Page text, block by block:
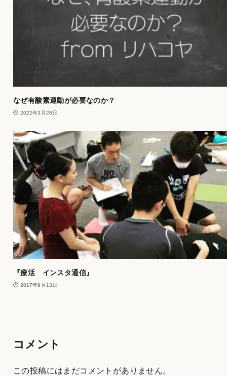
なぜ有酸素運動が必要なのか？
2022年3月28日
『療活 インスタ通信』
2017年9月13日
コメント
この投稿にはまだコメントがありません。